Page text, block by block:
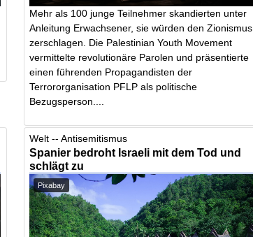
Mehr als 100 junge Teilnehmer skandierten unter
Anleitung Erwachsener, sie würden den Zionismus
zerschlagen. Die Palestinian Youth Movement
vermittelte revolutionäre Parolen und präsentierte
einen führenden Propagandisten der
Terrororganisation PFLP als politische
Bezugsperson....
Welt -- Antisemitismus
Spanier bedroht Israeli mit dem Tod und
schlägt zu
Pixabay